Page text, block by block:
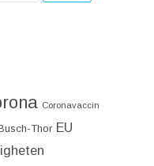
Coronavaccin
Thor EU